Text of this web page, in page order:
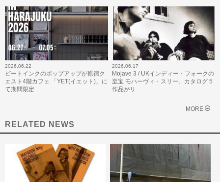
2026.06.22
ビートインクのポップアップが原宿ク
エスト4階カフェ 「YET(イエット)」に
て期間限定…
2026.06.17
Mojave 3 / UKインディー・フォークの
至宝 モハーヴィ・スリー。カタログ 5
作品がリ…
MORE
RELATED NEWS